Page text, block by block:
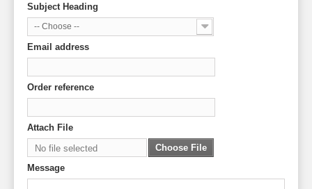
Subject Heading
-- Choose --
Email address
Order reference
Attach File
No file selected
Choose File
Message